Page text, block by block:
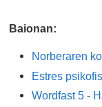
Baionan:
Norberaren
Estres
Wordfast 5 -